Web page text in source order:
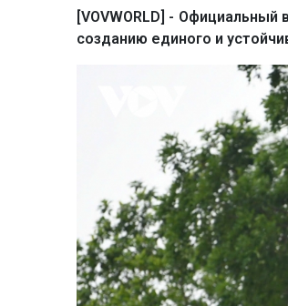
[VOVWORLD] -
созданию единого и